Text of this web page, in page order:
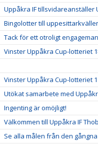
Uppåkra IF tillsvidareanställer
Bingolotter till
Tack för ett otroligt
Vinster Uppåkra Cup-lotteriet
Vinster Uppåkra Cup-lotteriet
Utökat samarbete med
Ingenting är omöjligt!
Välkommen till Uppåkra IF
Se alla målen från den